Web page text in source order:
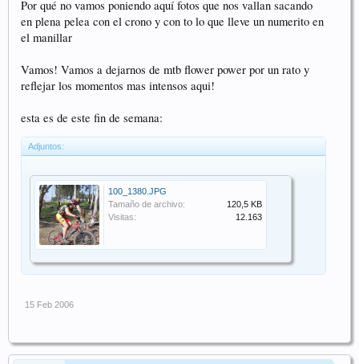
Por qué no vamos poniendo aquí fotos que nos vallan sacando
en plena pelea con el crono y con to lo que lleve un numerito en
el manillar
Vamos! Vamos a dejarnos de mtb flower power por un rato y
reflejar los momentos mas intensos aqui!
esta es de este fin de semana:
Adjuntos:
100_1380.JPG
Tamaño de archivo:
120,5 KB
Visitas:
12.163
15 Feb 2006